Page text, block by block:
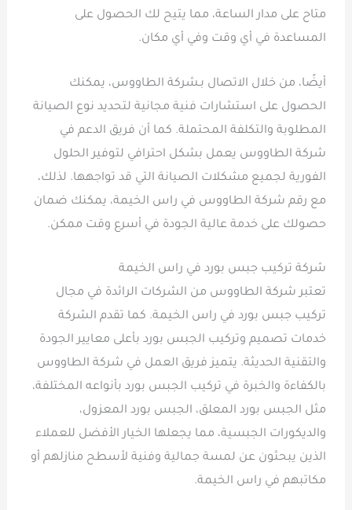
متاح على مدار الساعة، مما يتيح لك الحصول على
المساعدة في أي وقت وفي أي مكان.
أيضًا، من خلال الاتصال بـشركة الطاووس، يمكنك
الحصول على استشارات فنية مجانية لتحديد نوع الصيانة
المطلوبة والتكلفة المحتملة. كما أن فريق الدعم في
شركة الطاووس يعمل بشكل احترافي لتوفير الحلول
الفورية لجميع مشكلات الصيانة التي قد تواجهها. لذلك،
مع رقم شركة الطاووس في راس الخيمة، يمكنك ضمان
حصولك على خدمة عالية الجودة في أسرع وقت ممكن.
شركة تركيب جبس بورد في راس الخيمة
تعتبر شركة الطاووس من الشركات الرائدة في مجال
تركيب جبس بورد في راس الخيمة. كما تقدم الشركة
خدمات تصميم وتركيب الجبس بورد بأعلى معايير الجودة
والتقنية الحديثة. يتميز فريق العمل في شركة الطاووس
بالكفاءة والخبرة في تركيب الجبس بورد بأنواعه المختلفة،
مثل الجبس بورد المعلق، الجبس بورد المعزول،
والديكورات الجبسية، مما يجعلها الخيار الأفضل للعملاء
الذين يبحثون عن لمسة جمالية وفنية لأسطح منازلهم أو
مكاتبهم في راس الخيمة.